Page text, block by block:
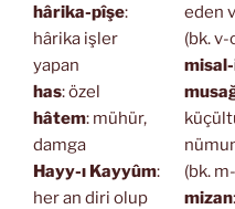
hârika-pîşe:
hârika işler
yapan
has: özel
hâtem: mühür,
damga
Hayy-ı Kayyûm:
her an diri olup
eden
(bk. v-
(bk.
mizan